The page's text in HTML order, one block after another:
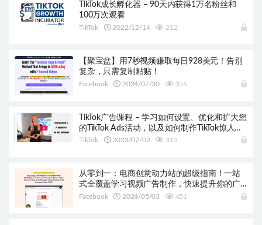
TikTok成长孵化器 – 90天内获得1万名粉丝和
100万次观看
TikTok 2022/12/14 212
【聚宝盆】用7秒视频赚取每日928美元！告别
复杂，只需复制粘贴！
Facebook 2024/07/30 356
TikTok广告课程 – 学习如何设置、优化和扩大您
的TikTok Ads活动，以及如何制作TikTok惊人的
广告。
TikTok 2023/02/02 313
从零到一：电商创意动力站的超级指南！一站
式全覆盖学习视频广告制作，快速提升你的广
告战斗力！
Facebook 2024/05/03 451